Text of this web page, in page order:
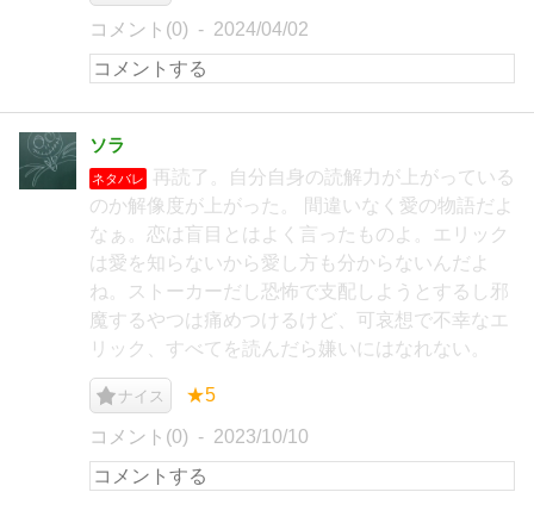
コメント(0) 2024/04/02
ソラ
ネタバレ
再読了。自分自身の読解力が上がっている
のか解像度が上がった。 間違いなく愛の物語だよ
なぁ。恋は盲目とはよく言ったものよ。エリック
は愛を知らないから愛し方も分からないんだよ
ね。ストーカーだし恐怖で支配しようとするし邪
魔するやつは痛めつけるけど、可哀想で不幸なエ
リック、すべてを読んだら嫌いにはなれない。
ナイス ★5
コメント(0) 2023/10/10